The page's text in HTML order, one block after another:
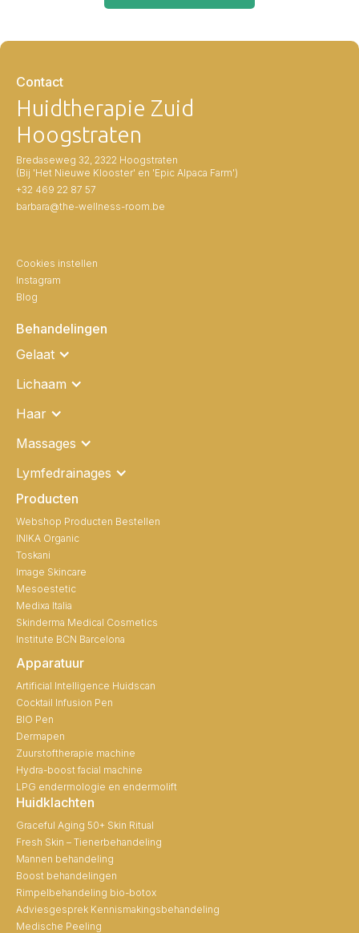
Contact
Huidtherapie Zuid
Hoogstraten
Bredaseweg 32, 2322 Hoogstraten
(Bij 'Het Nieuwe Klooster' en 'Epic Alpaca Farm')
+32 469 22 87 57
barbara@the-wellness-room.be
Cookies instellen
Instagram
Blog
Behandelingen
Gelaat
Lichaam
Haar
Massages
Lymfedrainages
Producten
Webshop Producten Bestellen
INIKA Organic
Toskani
Image Skincare
Mesoestetic
Medixa Italia
Skinderma Medical Cosmetics
Institute BCN Barcelona
Apparatuur
Artificial Intelligence Huidscan
Cocktail Infusion Pen
BIO Pen
Dermapen
Zuurstoftherapie machine
Hydra-boost facial machine
LPG endermologie en endermolift
Huidklachten
Graceful Aging 50+ Skin Ritual
Fresh Skin – Tienerbehandeling
Mannen behandeling
Boost behandelingen
Rimpelbehandeling bio-botox
Adviesgesprek Kennismakingsbehandeling
Medische Peeling